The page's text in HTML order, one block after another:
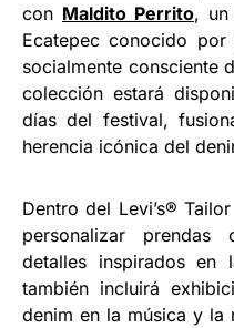
con Maldito Perrito, un
Ecatepec conocido
socialmente consciente
colección estará
días del festival,
herencia icónica del
Dentro del Levi’s®
personalizar
detalles inspirados en
también incluirá
denim en la música y la